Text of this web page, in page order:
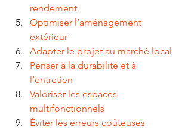
rendement
Optimiser l’aménagement
extérieur
Adapter le projet au marché local
Penser à la durabilité et à
l’entretien
Valoriser les espaces
multifonctionnels
Éviter les erreurs coûteuses